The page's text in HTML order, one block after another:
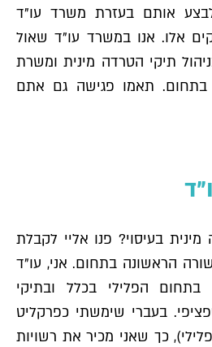
לבצע אותם בעזרת משרד עו"ד
אלו. אנו במשרד עו"ד שאול
תיקי הטרדה מינית ומשרת
בתחום. תאמו פגישה גם אתם
בעיסוי? פנו אליי לקבלת
הראשונה בתחום. אני, עו"ד
הפלילי בכלל ובתיקי
בעברי שימשתי כפרקליט
כך שאני מכיר את רשויות